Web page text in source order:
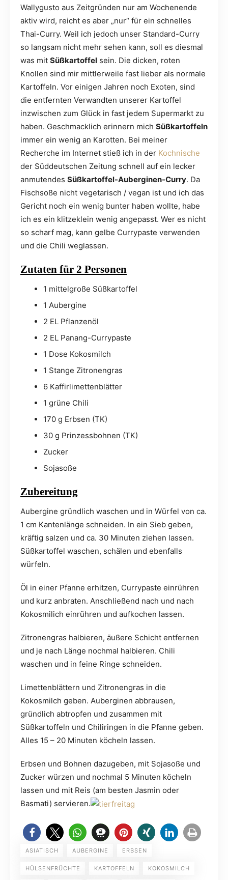
Wallygusto aus Zeitgründen nur am Wochenende
aktiv wird, reicht es aber „nur“ für ein schnelles
Thai-Curry. Weil ich jedoch unser Standard-Curry
so langsam nicht mehr sehen kann, soll es diesmal
was mit Süßkartoffel sein. Die dicken, roten
Knollen sind mir mittlerweile fast lieber als normale
Kartoffeln. Vor einigen Jahren noch Exoten, sind
die entfernten Verwandten unserer Kartoffel
inzwischen zum Glück in fast jedem Supermarkt zu
haben. Geschmacklich erinnern mich Süßkartoffeln
immer ein wenig an Karotten. Bei meiner
Recherche im Internet stieß ich in der Kochnische
der Süddeutschen Zeitung schnell auf ein lecker
anmutendes Süßkartoffel-Auberginen-Curry. Da
Fischsoße nicht vegetarisch / vegan ist und ich das
Gericht noch ein wenig bunter haben wollte, habe
ich es ein klitzeklein wenig angepasst. Wer es nicht
so scharf mag, kann gelbe Currypaste verwenden
und die Chili weglassen.
Zutaten für 2 Personen
1 mittelgroße Süßkartoffel
1 Aubergine
2 EL Pflanzenöl
2 EL Panang-Currypaste
1 Dose Kokosmilch
1 Stange Zitronengras
6 Kaffirlimettenblätter
1 grüne Chili
170 g Erbsen (TK)
30 g Prinzessbohnen (TK)
Zucker
Sojasoße
Zubereitung
Aubergine gründlich waschen und in Würfel von ca.
1 cm Kantenlänge schneiden. In ein Sieb geben,
kräftig salzen und ca. 30 Minuten ziehen lassen.
Süßkartoffel waschen, schälen und ebenfalls
würfeln.
Öl in einer Pfanne erhitzen, Currypaste einrühren
und kurz anbraten. Anschließend nach und nach
Kokosmilich einrühren und aufkochen lassen.
Zitronengras halbieren, äußere Schicht entfernen
und je nach Länge nochmal halbieren. Chili
waschen und in feine Ringe schneiden.
Limettenblättern und Zitronengras in die
Kokosmilch geben. Auberginen abbrausen,
gründlich abtropfen und zusammen mit
Süßkartoffeln und Chiliringen in die Pfanne geben.
Alles 15 – 20 Minuten köcheln lassen.
Erbsen und Bohnen dazugeben, mit Sojasoße und
Zucker würzen und nochmal 5 Minuten köcheln
lassen und mit Reis (am besten Jasmin oder
Basmati) servieren.
ASIATISCH AUBERGINE ERBSEN
HÜLSENFRÜCHTE KARTOFFELN KOKOSMILCH